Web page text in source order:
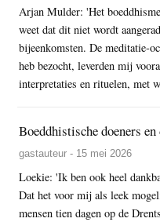
Arjan Mulder: 'Het
weet dat dit niet wordt
bijeenkomsten. De meditatie-
heb bezocht, leverden mij
interpretaties en rituelen, met
Boeddhistische doeners
gastauteur - 15 mei 2026
Loekie: 'Ik ben ook heel
Dat het voor mij als leek
mensen tien dagen op de